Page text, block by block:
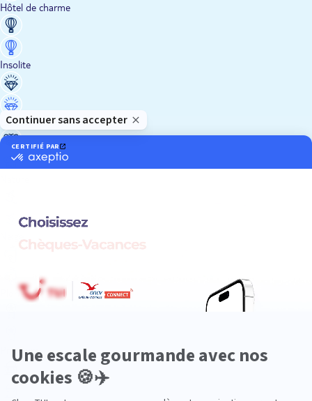
Hôtel de charme
Insolite
Luxe
Plongée
Premium